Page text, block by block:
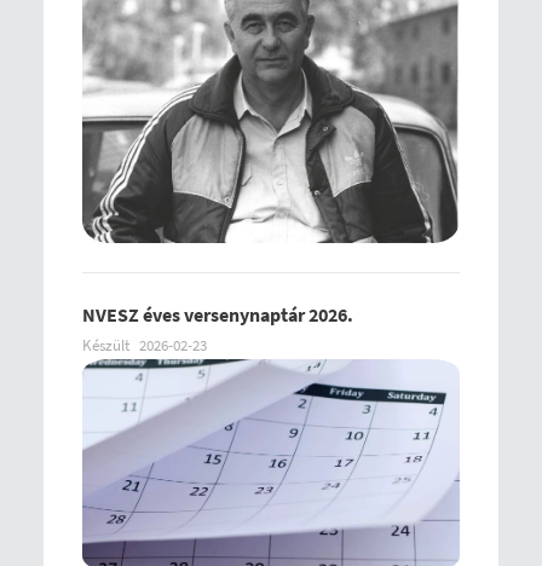
NVESZ éves versenynaptár 2026.
Készült 2026-02-23